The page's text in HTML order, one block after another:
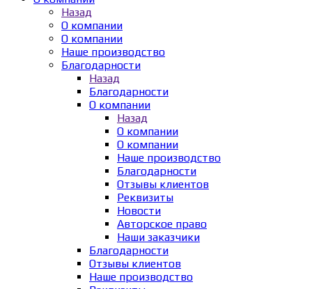
Назад
О компании
О компании
Наше производство
Благодарности
Назад
Благодарности
О компании
Назад
О компании
О компании
Наше производство
Благодарности
Отзывы клиентов
Реквизиты
Новости
Авторское право
Наши заказчики
Благодарности
Отзывы клиентов
Наше производство